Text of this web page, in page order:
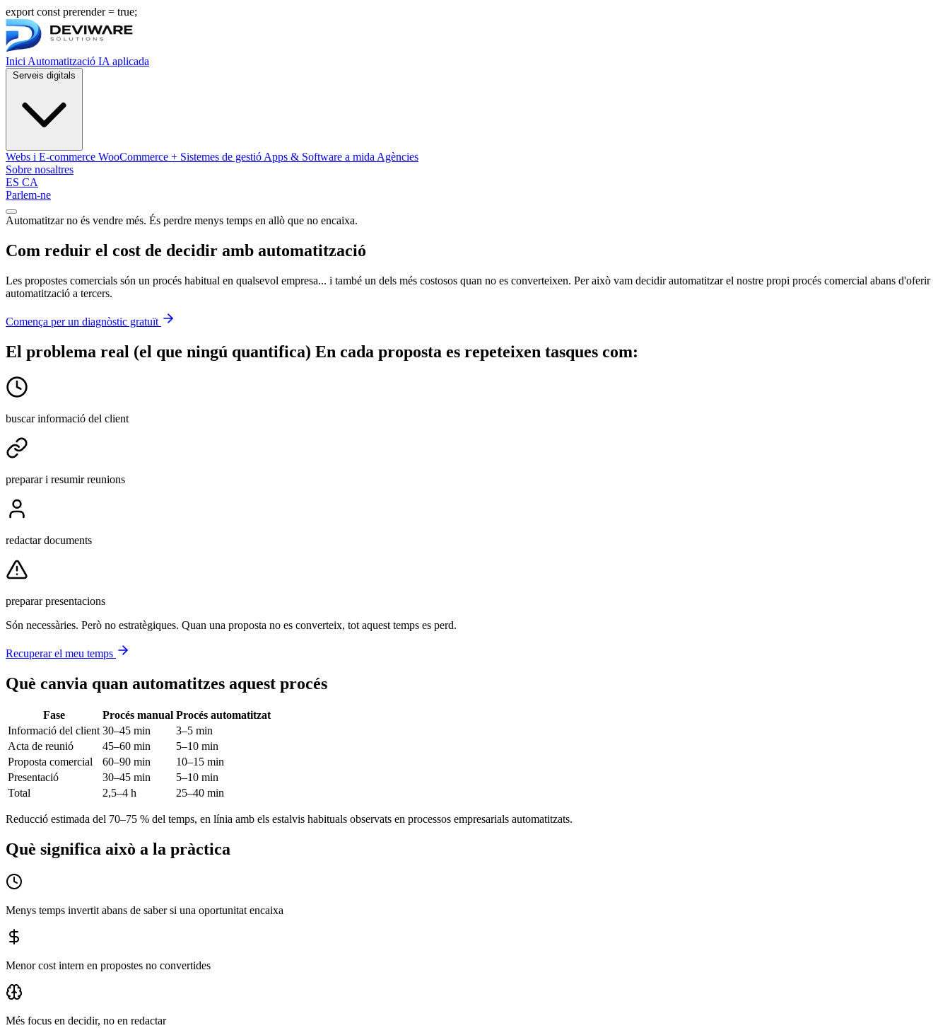
export const prerender = true;
Inici Automatització IA aplicada
Webs i E-commerce WooCommerce + Sistemes de gestió Apps & Software a mida Agències
Sobre nosaltres
ES CA
Parlem-ne
Obrir menú de navegació
Automatitzar no és vendre més. És perdre menys temps en allò que no encaixa.
Com reduir el cost de decidir amb automatització
Les propostes comercials són un procés habitual en qualsevol empresa... i també un dels més costosos quan no es converteixen. Per això vam decidir automatitzar el nostre propi procés comercial abans d'oferir
automatització a tercers.
Comença per un diagnòstic gratuït
El problema real (el que ningú quantifica) En cada proposta es repeteixen tasques com:
buscar informació del client
preparar i resumir reunions
redactar documents
preparar presentacions
Són necessàries. Però no estratègiques. Quan una proposta no es converteix, tot aquest temps es perd.
Recuperar el meu temps
Què canvia quan automatitzes aquest procés
Fase Procés manual Procés automatitzat
Informació del client 30–45 min
3–5 min
Acta de reunió
45–60 min
5–10 min
Proposta comercial
60–90 min
10–15 min
Presentació
30–45 min
5–10 min
Total
2,5–4 h 25–40 min
Reducció estimada del 70–75 % del temps, en línia amb els estalvis habituals observats en processos empresarials automatitzats.
Què significa això a la pràctica
Menys temps invertit abans de saber si una oportunitat encaixa
Menor cost intern en propostes no convertides
Més focus en decidir, no en redactar